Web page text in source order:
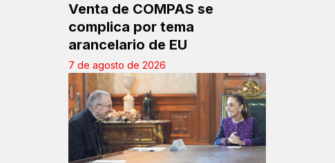
Venta de COMPAS se
complica por tema
arancelario de EU
7 de agosto de 2026